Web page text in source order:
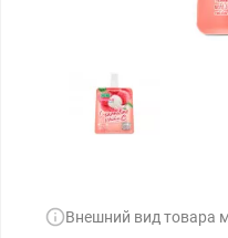
Внешний вид товара